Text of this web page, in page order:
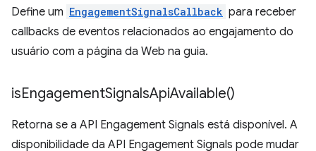
Define um EngagementSignalsCallback para receber
callbacks de eventos relacionados ao engajamento do
usuário com a página da Web na guia.
isEngagementSignalsApiAvailable()
Retorna se a API Engagement Signals está disponível. A
disponibilidade da API Engagement Signals pode mudar